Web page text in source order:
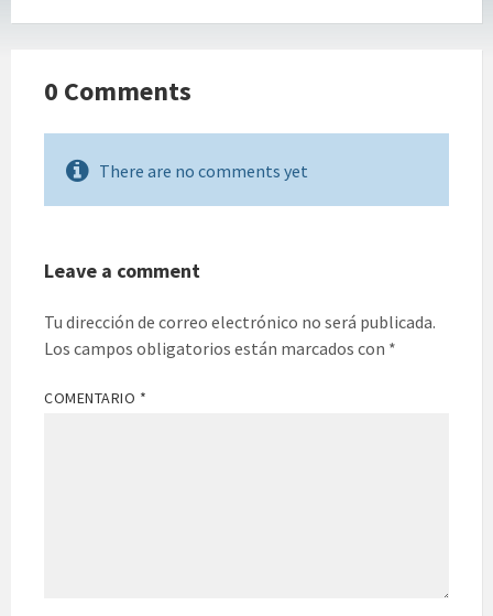
0 Comments
There are no comments yet
Leave a comment
Tu dirección de correo electrónico no será publicada.
Los campos obligatorios están marcados con *
COMENTARIO *